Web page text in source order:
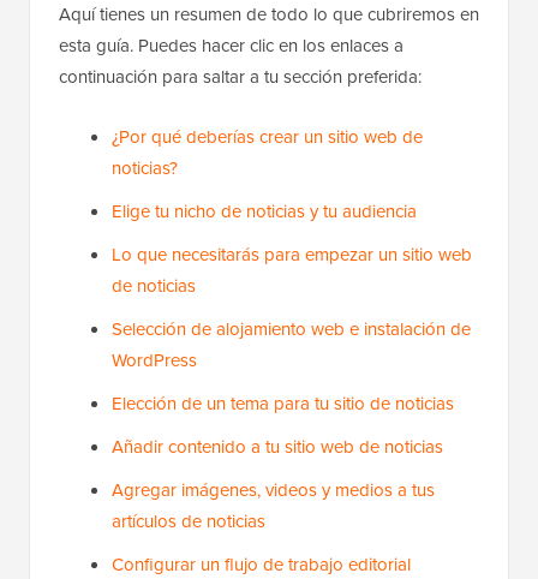
Aquí tienes un resumen de todo lo que cubriremos en
esta guía. Puedes hacer clic en los enlaces a
continuación para saltar a tu sección preferida:
¿Por qué deberías crear un sitio web de
noticias?
Elige tu nicho de noticias y tu audiencia
Lo que necesitarás para empezar un sitio web
de noticias
Selección de alojamiento web e instalación de
WordPress
Elección de un tema para tu sitio de noticias
Añadir contenido a tu sitio web de noticias
Agregar imágenes, videos y medios a tus
artículos de noticias
Configurar un flujo de trabajo editorial